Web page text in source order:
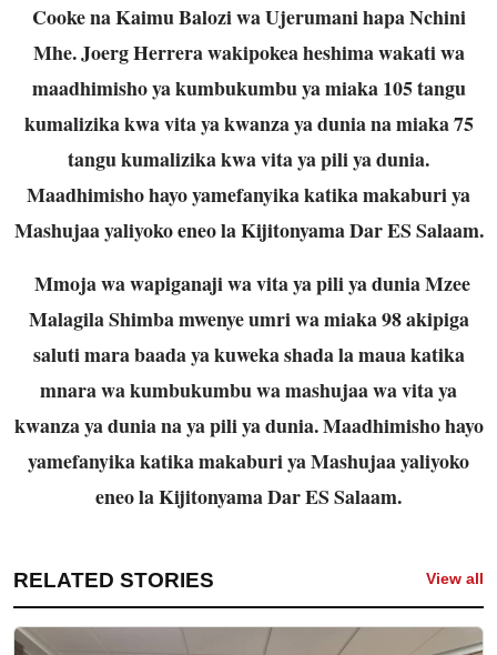
Cooke na Kaimu Balozi wa Ujerumani hapa Nchini
Mhe. Joerg Herrera wakipokea heshima wakati wa
maadhimisho ya kumbukumbu ya miaka 105 tangu
kumalizika kwa vita ya kwanza ya dunia na miaka 75
tangu kumalizika kwa vita ya pili ya dunia.
Maadhimisho hayo yamefanyika katika makaburi ya
Mashujaa yaliyoko eneo la Kijitonyama Dar ES Salaam.
Mmoja wa wapiganaji wa vita ya pili ya dunia Mzee
Malagila Shimba mwenye umri wa miaka 98 akipiga
saluti mara baada ya kuweka shada la maua katika
mnara wa kumbukumbu wa mashujaa wa vita ya
kwanza ya dunia na ya pili ya dunia. Maadhimisho hayo
yamefanyika katika makaburi ya Mashujaa yaliyoko
eneo la Kijitonyama Dar ES Salaam.
RELATED STORIES View all